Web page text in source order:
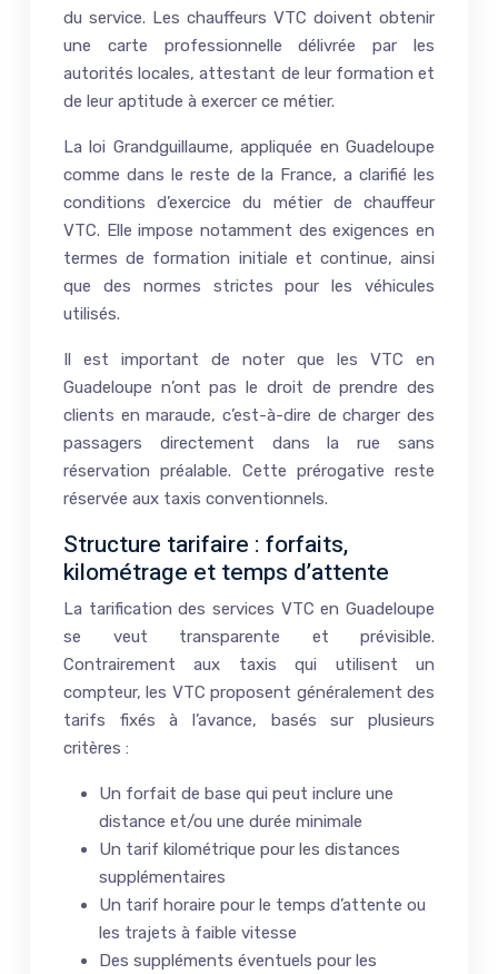
du service. Les chauffeurs VTC doivent obtenir
une carte professionnelle délivrée par les
autorités locales, attestant de leur formation et
de leur aptitude à exercer ce métier.
La loi Grandguillaume, appliquée en Guadeloupe
comme dans le reste de la France, a clarifié les
conditions d’exercice du métier de chauffeur
VTC. Elle impose notamment des exigences en
termes de formation initiale et continue, ainsi
que des normes strictes pour les véhicules
utilisés.
Il est important de noter que les VTC en
Guadeloupe n’ont pas le droit de prendre des
clients en maraude, c’est-à-dire de charger des
passagers directement dans la rue sans
réservation préalable. Cette prérogative reste
réservée aux taxis conventionnels.
Structure tarifaire : forfaits,
kilométrage et temps d’attente
La tarification des services VTC en Guadeloupe
se veut transparente et prévisible.
Contrairement aux taxis qui utilisent un
compteur, les VTC proposent généralement des
tarifs fixés à l’avance, basés sur plusieurs
critères :
Un forfait de base qui peut inclure une
distance et/ou une durée minimale
Un tarif kilométrique pour les distances
supplémentaires
Un tarif horaire pour le temps d’attente ou
les trajets à faible vitesse
Des suppléments éventuels pour les